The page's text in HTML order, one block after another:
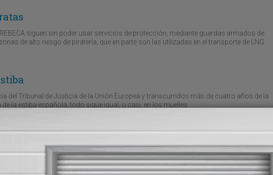
siguen sin poder usar servicios de protección, mediante guardas armados de
de alto riesgo de piratería, que en parte son las utilizadas en el transporte de LNG
del Tribunal de Justicia de la Unión Europea y transcurridos más de cuatro años de la
la estiba española, todo sigue igual, o casi, en los muelles
por criterios técnicos, respetando el principio de neutralidad tecnológica; no se
seguir avanzando en la sostenibilidad y digitalización del transporte marítimo